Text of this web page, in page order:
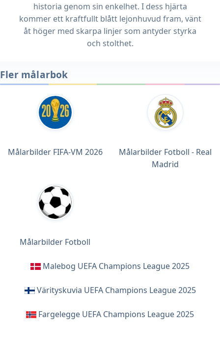
historia genom sin enkelhet. I dess hjärta
kommer ett kraftfullt blått lejonhuvud fram, vänt
åt höger med skarpa linjer som antyder styrka
och stolthet.
Fler målarbok
Målarbilder FIFA-VM 2026
Målarbilder Fotboll - Real
Madrid
Målarbilder Fotboll
Malebog UEFA Champions League 2025
Värityskuvia UEFA Champions League 2025
Fargelegge UEFA Champions League 2025